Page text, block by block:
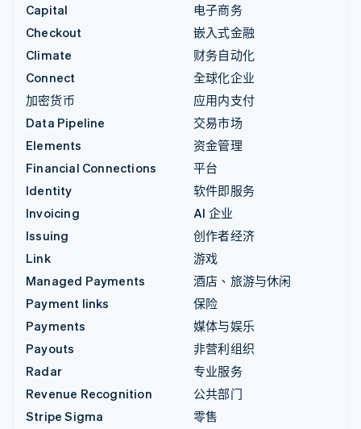
Capital
Checkout
Climate
Connect
加密货币
Data Pipeline
Elements
Financial Connections
Identity
Invoicing
Issuing
Link
Managed Payments
Payment links
Payments
Payouts
Radar
Revenue Recognition
Stripe Sigma
电子商务
嵌入式金融
财务自动化
全球化企业
应用内支付
交易市场
资金管理
平台
软件即服务
AI 企业
创作者经济
游戏
酒店、旅游与休闲
保险
媒体与娱乐
非营利组织
专业服务
公共部门
零售